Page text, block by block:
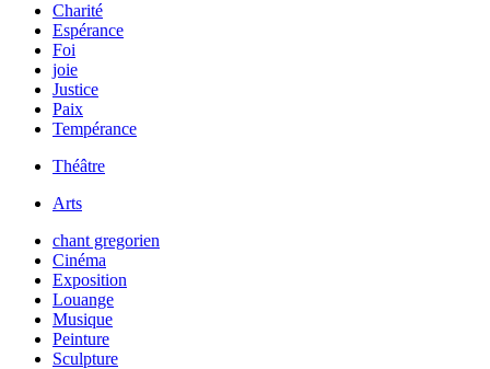
Charité
Espérance
Foi
joie
Justice
Paix
Tempérance
Théâtre
Arts
chant gregorien
Cinéma
Exposition
Louange
Musique
Peinture
Sculpture